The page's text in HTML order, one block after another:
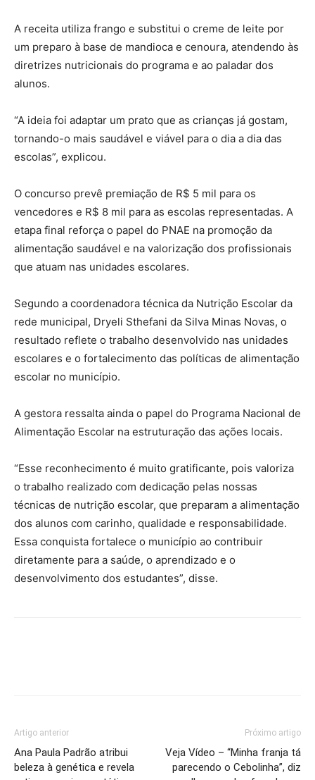
A receita utiliza frango e substitui o creme de leite por
um preparo à base de mandioca e cenoura, atendendo às
diretrizes nutricionais do programa e ao paladar dos
alunos.
“A ideia foi adaptar um prato que as crianças já gostam,
tornando-o mais saudável e viável para o dia a dia das
escolas”, explicou.
O concurso prevê premiação de R$ 5 mil para os
vencedores e R$ 8 mil para as escolas representadas. A
etapa final reforça o papel do PNAE na promoção da
alimentação saudável e na valorização dos profissionais
que atuam nas unidades escolares.
Segundo a coordenadora técnica da Nutrição Escolar da
rede municipal, Dryeli Sthefani da Silva Minas Novas, o
resultado reflete o trabalho desenvolvido nas unidades
escolares e o fortalecimento das políticas de alimentação
escolar no município.
A gestora ressalta ainda o papel do Programa Nacional de
Alimentação Escolar na estruturação das ações locais.
“Esse reconhecimento é muito gratificante, pois valoriza
o trabalho realizado com dedicação pelas nossas
técnicas de nutrição escolar, que preparam a alimentação
dos alunos com carinho, qualidade e responsabilidade.
Essa conquista fortalece o município ao contribuir
diretamente para a saúde, o aprendizado e o
desenvolvimento dos estudantes”, disse.
Artigo anterior
Ana Paula Padrão atribui
beleza à genética e revela
Próximo artigo
Veja Vídeo – “Minha franja tá
parecendo o Cebolinha”, diz